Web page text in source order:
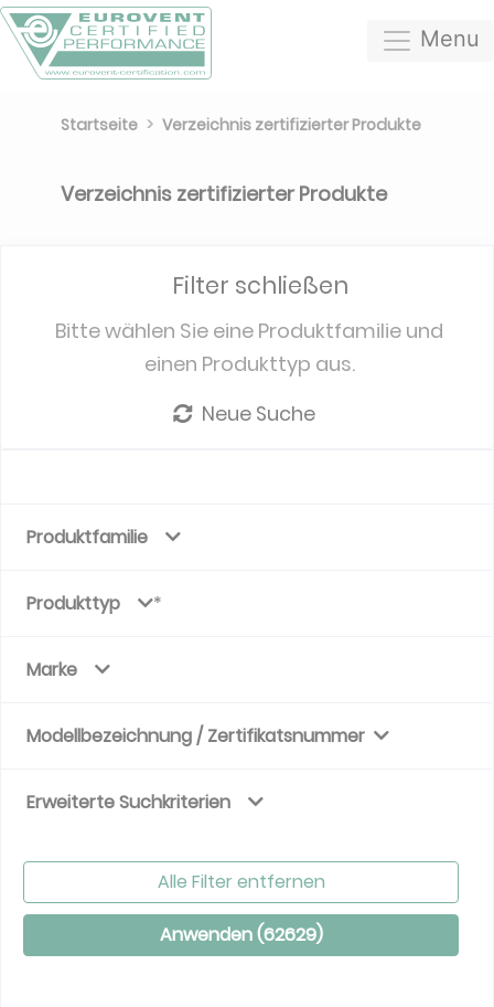
Menu
Startseite Verzeichnis zertifizierter Produkte
Verzeichnis zertifizierter Produkte
Filter schließen
Bitte wählen Sie eine Produktfamilie und
einen Produkttyp aus.
Neue Suche
Produktfamilie
Produkttyp
Marke
Modellbezeichnung / Zertifikatsnummer
Erweiterte Suchkriterien
Alle Filter entfernen
Anwenden (62629)